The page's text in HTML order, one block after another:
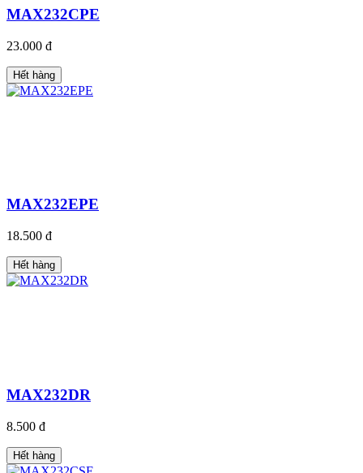
MAX232CPE
23.000 đ
Hết hàng
MAX232EPE
18.500 đ
Hết hàng
MAX232DR
8.500 đ
Hết hàng